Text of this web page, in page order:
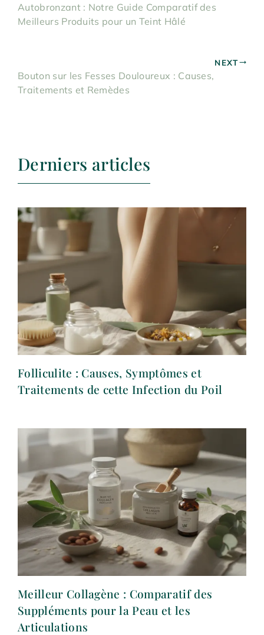
Autobronzant : Notre Guide Comparatif des
Meilleurs Produits pour un Teint Hâlé
NEXT
Bouton sur les Fesses Douloureux : Causes,
Traitements et Remèdes
Derniers articles
Folliculite : Causes, Symptômes et
Traitements de cette Infection du Poil
Meilleur Collagène : Comparatif des
Suppléments pour la Peau et les
Articulations